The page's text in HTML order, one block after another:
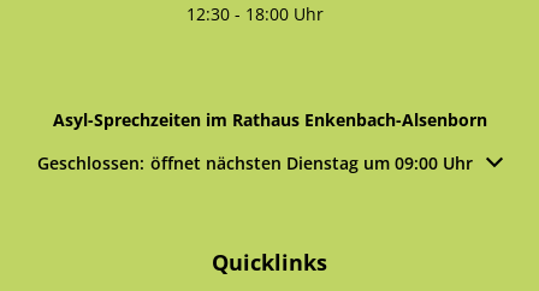
12:30- 18:00Uhr
Asyl-Sprechzeiten im Rathaus Enkenbach-Alsenborn
Klicken, um weitere Öffnungs- oder Schließzeiten
Geschlossen: öffnet nächsten Dienstag um 09:00 Uhr
Quicklinks